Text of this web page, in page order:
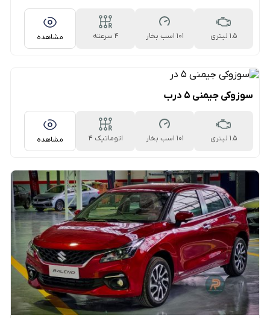
1.5 لیتری 101 اسب بخار
۴ سرعته
مشاهده
سوزوکی جیمنی ۵ درب
1.5 لیتری 101 اسب بخار
اتوماتیک 4
مشاهده